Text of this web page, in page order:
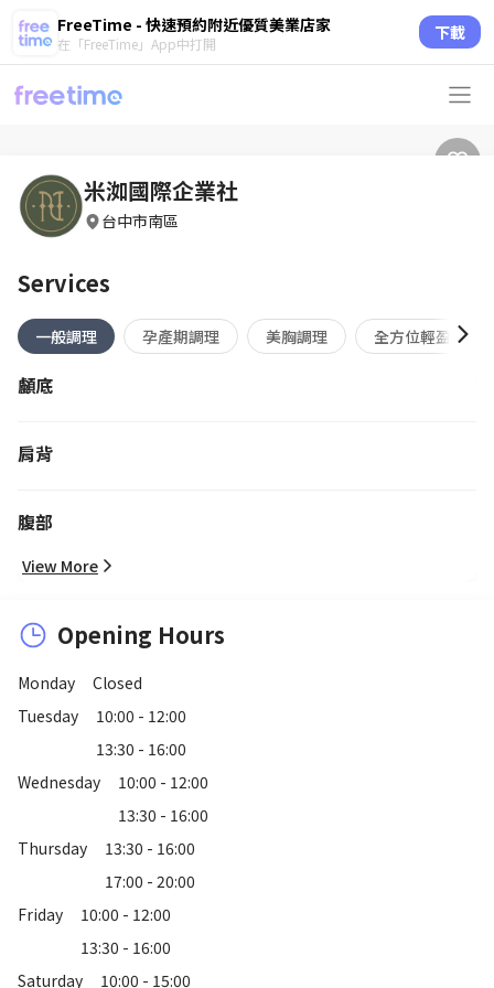
FreeTime - 快速預約附近優質美業店家
在「FreeTime」App中打開 下載
米洳國際企業社
台中市南區
Services
一般調理 孕產期調理 美胸調理 全方位輕盈專案
顱底
肩背
腹部
View More
Opening Hours
Monday
Closed
Tuesday
10:00 - 12:00
13:30 - 16:00
Wednesday
10:00 - 12:00
13:30 - 16:00
Thursday
13:30 - 16:00
17:00 - 20:00
Friday
10:00 - 12:00
13:30 - 16:00
Saturday
10:00 - 15:00